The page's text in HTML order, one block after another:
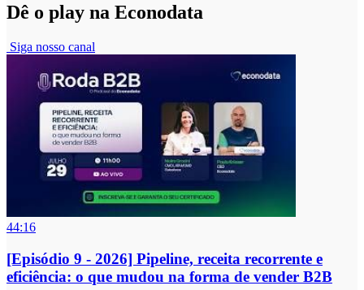
Dê o play na Econodata
Siga nosso canal
44:16
[Episódio 9 - 2026] Pipeline, receita recorrente e
eficiência: o que mudou na forma de vender B2B